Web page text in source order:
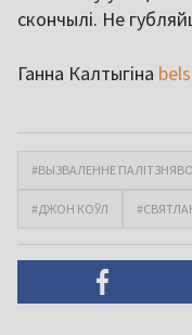
скончылі. Не
Ганна Калтыгіна
#ВЫЗВАЛЕННЕ
#ДЖОН КОЎЛ